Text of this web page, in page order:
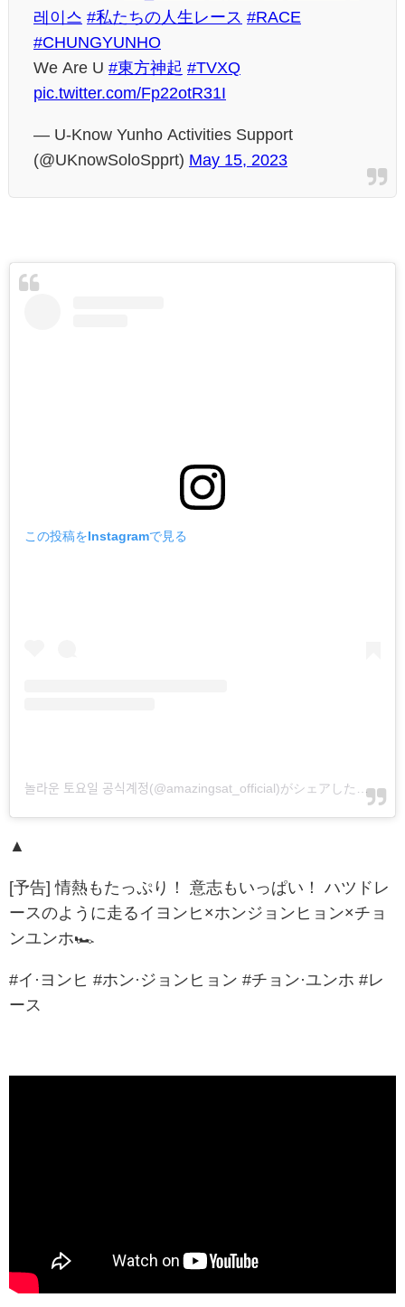
레이스 #私たちの人生レース #RACE
#CHUNGYUNHO
We Are U #東方神起 #TVXQ
pic.twitter.com/Fp22otR31I
— U-Know Yunho Activities Support
(@UKnowSoloSpprt) May 15, 2023
この投稿をInstagramで見る
놀라운 토요일 공식계정(@amazingsat_official)がシェアした投稿
▲
[予告] 情熱もたっぷり！ 意志もいっぱい！ ハツドレ
ースのように走るイヨンヒ×ホンジョンヒョン×チョ
ンユンホ🏎
#イ·ヨンヒ #ホン·ジョンヒョン #チョン·ユンホ #レ
ース